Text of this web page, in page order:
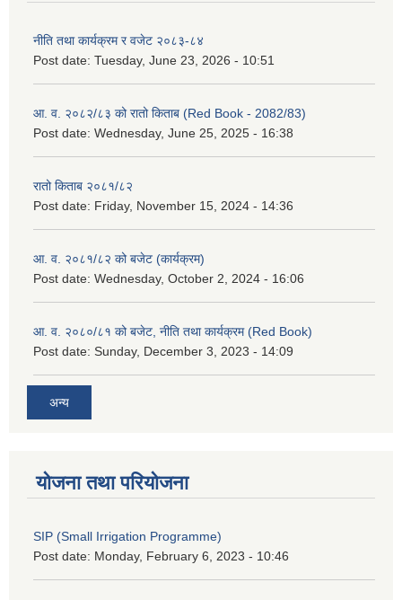
नीति तथा कार्यक्रम र वजेट २०८३-८४
Post date: Tuesday, June 23, 2026 - 10:51
आ. व. २०८२/८३ को रातो किताब (Red Book - 2082/83)
Post date: Wednesday, June 25, 2025 - 16:38
रातो किताब २०८१/८२
Post date: Friday, November 15, 2024 - 14:36
आ. व. २०८१/८२ को बजेट (कार्यक्रम)
Post date: Wednesday, October 2, 2024 - 16:06
आ. व. २०८०/८१ को बजेट, नीति तथा कार्यक्रम (Red Book)
Post date: Sunday, December 3, 2023 - 14:09
अन्य
योजना तथा परियोजना
SIP (Small Irrigation Programme)
Post date: Monday, February 6, 2023 - 10:46